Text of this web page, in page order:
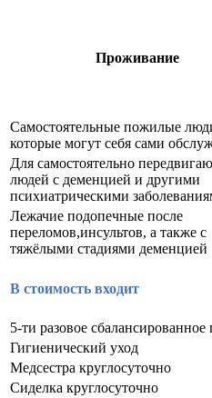
Проживание
Самостоятельные пожилые
которые могут себя сами
Для самостоятельно
людей с деменцией и другими
психиатрическими
Лежачие подопечные после
переломов,инсультов, а также с
тяжёлыми стадиями деменцией
В стоимость входит
5-ти разовое сбалансированное
Гигиенический уход
Медсестра круглосуточно
Сиделка круглосуточно